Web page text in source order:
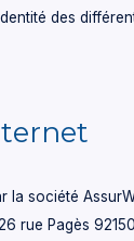
des
la société
rue Pagès